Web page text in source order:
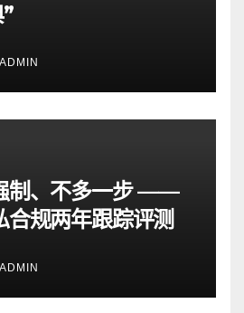
ADMIN
制、不多一步 ——
合规两年跟踪评测
ADMIN